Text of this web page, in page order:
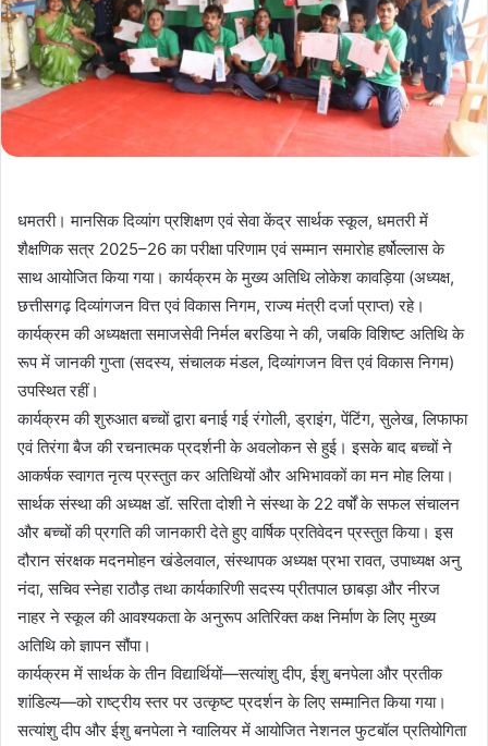
धमतरी। मानसिक दिव्यांग प्रशिक्षण एवं सेवा केंद्र सार्थक स्कूल, धमतरी में
शैक्षणिक सत्र 2025–26 का परीक्षा परिणाम एवं सम्मान समारोह हर्षोल्लास के
साथ आयोजित किया गया। कार्यक्रम के मुख्य अतिथि लोकेश कावड़िया (अध्यक्ष,
छत्तीसगढ़ दिव्यांगजन वित्त एवं विकास निगम, राज्य मंत्री दर्जा प्राप्त) रहे।
कार्यक्रम की अध्यक्षता समाजसेवी निर्मल बरडिया ने की, जबकि विशिष्ट अतिथि के
रूप में जानकी गुप्ता (सदस्य, संचालक मंडल, दिव्यांगजन वित्त एवं विकास निगम)
उपस्थित रहीं।
कार्यक्रम की शुरुआत बच्चों द्वारा बनाई गई रंगोली, ड्राइंग, पेंटिंग, सुलेख, लिफाफा
एवं तिरंगा बैज की रचनात्मक प्रदर्शनी के अवलोकन से हुई। इसके बाद बच्चों ने
आकर्षक स्वागत नृत्य प्रस्तुत कर अतिथियों और अभिभावकों का मन मोह लिया।
सार्थक संस्था की अध्यक्ष डॉ. सरिता दोशी ने संस्था के 22 वर्षों के सफल संचालन
और बच्चों की प्रगति की जानकारी देते हुए वार्षिक प्रतिवेदन प्रस्तुत किया। इस
दौरान संरक्षक मदनमोहन खंडेलवाल, संस्थापक अध्यक्ष प्रभा रावत, उपाध्यक्ष अनु
नंदा, सचिव स्नेहा राठौड़ तथा कार्यकारिणी सदस्य प्रीतपाल छाबड़ा और नीरज
नाहर ने स्कूल की आवश्यकता के अनुरूप अतिरिक्त कक्ष निर्माण के लिए मुख्य
अतिथि को ज्ञापन सौंपा।
कार्यक्रम में सार्थक के तीन विद्यार्थियों—सत्यांशु दीप, ईशु बनपेला और प्रतीक
शांडिल्य—को राष्ट्रीय स्तर पर उत्कृष्ट प्रदर्शन के लिए सम्मानित किया गया।
सत्यांशु दीप और ईशु बनपेला ने ग्वालियर में आयोजित नेशनल फुटबॉल प्रतियोगिता